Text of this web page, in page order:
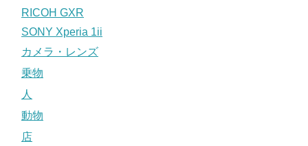
RICOH GXR
SONY Xperia 1ii
カメラ・レンズ
乗物
人
動物
店